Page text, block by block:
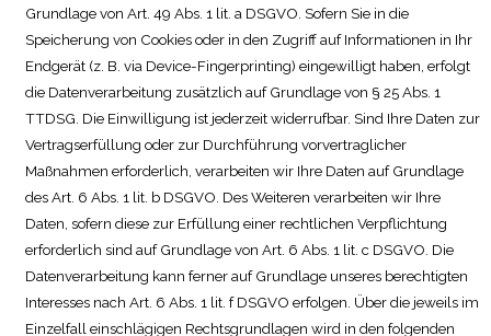
Grundlage von Art. 49 Abs. 1 lit. a DSGVO. Sofern Sie in die
Speicherung von Cookies oder in den Zugriff auf Informationen in Ihr
Endgerät (z. B. via Device-Fingerprinting) eingewilligt haben, erfolgt
die Datenverarbeitung zusätzlich auf Grundlage von § 25 Abs. 1
TTDSG. Die Einwilligung ist jederzeit widerrufbar. Sind Ihre Daten zur
Vertragserfüllung oder zur Durchführung vorvertraglicher
Maßnahmen erforderlich, verarbeiten wir Ihre Daten auf Grundlage
des Art. 6 Abs. 1 lit. b DSGVO. Des Weiteren verarbeiten wir Ihre
Daten, sofern diese zur Erfüllung einer rechtlichen Verpflichtung
erforderlich sind auf Grundlage von Art. 6 Abs. 1 lit. c DSGVO. Die
Datenverarbeitung kann ferner auf Grundlage unseres berechtigten
Interesses nach Art. 6 Abs. 1 lit. f DSGVO erfolgen. Über die jeweils im
Einzelfall einschlägigen Rechtsgrundlagen wird in den folgenden